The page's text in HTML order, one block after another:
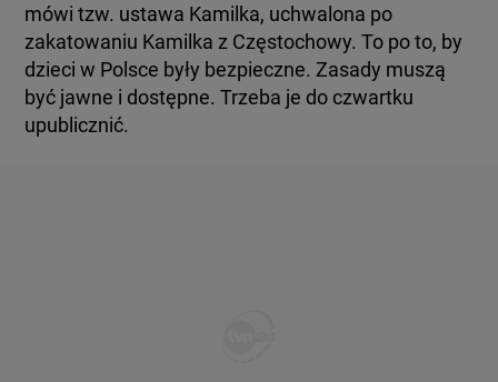
mówi tzw. ustawa Kamilka, uchwalona po
zakatowaniu Kamilka z Częstochowy. To po to, by
dzieci w Polsce były bezpieczne. Zasady muszą
być jawne i dostępne. Trzeba je do czwartku
upublicznić.